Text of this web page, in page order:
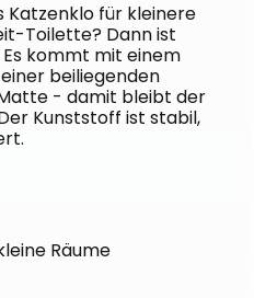
Katzenklo für kleinere
Toilette? Dann ist
Es kommt mit einem
beiliegenden
- damit bleibt der
Kunststoff ist stabil,
Räume